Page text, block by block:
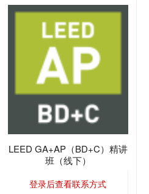
LEED GA+AP（BD+C）精讲
班（线下）
登录后查看联系方式